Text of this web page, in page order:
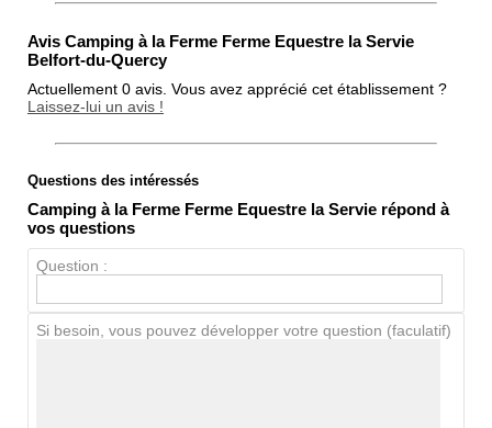
Avis Camping à la Ferme Ferme Equestre la Servie
Belfort-du-Quercy
Actuellement 0 avis. Vous avez apprécié cet établissement ?
Laissez-lui un avis !
Note globale
Propreté
Chien / chat
Questions des intéressés
Camping à la Ferme Ferme Equestre la Servie répond à
vos questions
Question :
Si besoin, vous pouvez développer votre question (faculatif)